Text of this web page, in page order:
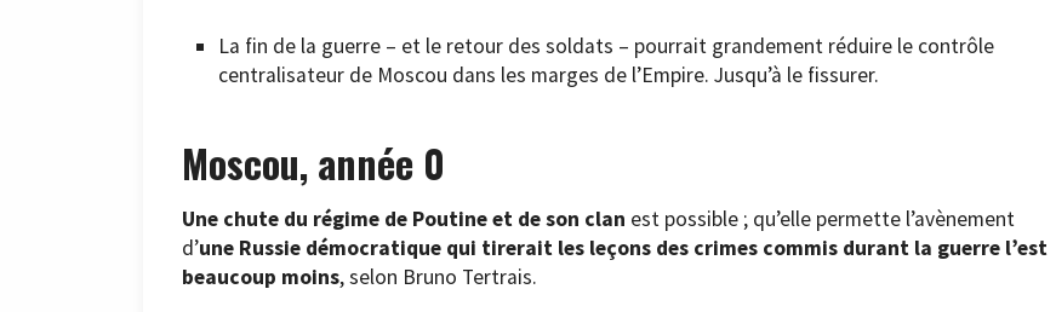
La fin de la guerre – et le retour des soldats – pourrait grandement réduire le contrôle
centralisateur de Moscou dans les marges de l’Empire. Jusqu’à le fissurer.
Moscou, année 0
Une chute du régime de Poutine et de son clan est possible ; qu’elle permette l’avènement
d’une Russie démocratique qui tirerait les leçons des crimes commis durant la guerre l’est
beaucoup moins, selon Bruno Tertrais.